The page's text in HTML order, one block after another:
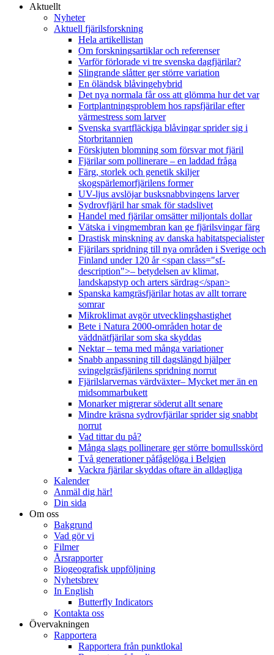
Aktuellt
Nyheter
Aktuell fjärilsforskning
Hela artikellistan
Om forskningsartiklar och referenser
Varför förlorade vi tre svenska dagfjärilar?
Slingrande slåtter ger större variation
En öländsk blåvingehybrid
Det nya normala får oss att glömma hur det var
Fortplantningsproblem hos rapsfjärilar efter
värmestress som larver
Svenska svartfläckiga blåvingar sprider sig i
Storbritannien
Förskjuten blomning som försvar mot fjäril
Fjärilar som pollinerare – en laddad fråga
Färg, storlek och genetik skiljer
skogspärlemorfjärilens former
UV-ljus avslöjar busksnabbvingens larver
Sydrovfjäril har smak för stadslivet
Handel med fjärilar omsätter miljontals dollar
Vätska i vingmembran kan ge fjärilsvingar färg
Drastisk minskning av danska habitatspecialister
Fjärilars spridning till nya områden i Sverige och
Finland under 120 år <span class="sf-
description">– betydelsen av klimat,
landskapstyp och arters särdrag</span>
Spanska kamgräsfjärilar hotas av allt torrare
somrar
Mikroklimat avgör utvecklingshastighet
Bete i Natura 2000-områden hotar de
väddnätfjärilar som ska skyddas
Nektar – tema med många variationer
Snabb anpassning till dagslängd hjälper
svingelgräsfjärilens spridning norrut
Fjärilslarvernas värdväxter– Mycket mer än en
midsommarbukett
Monarker migrerar söderut allt senare
Mindre kräsna sydrovfjärilar sprider sig snabbt
norrut
Vad tittar du på?
Många slags pollinerare ger större bomullsskörd
Två generationer påfågelöga i Belgien
Vackra fjärilar skyddas oftare än alldagliga
Kalender
Anmäl dig här!
Din sida
Om oss
Bakgrund
Vad gör vi
Filmer
Årsrapporter
Biogeografisk uppföljning
Nyhetsbrev
In English
Butterfly Indicators
Kontakta oss
Övervakningen
Rapportera
Rapportera från punktlokal